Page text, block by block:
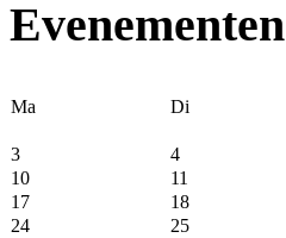
Evenementen
Ma
Di
3 4
10
11
17
18
24
25